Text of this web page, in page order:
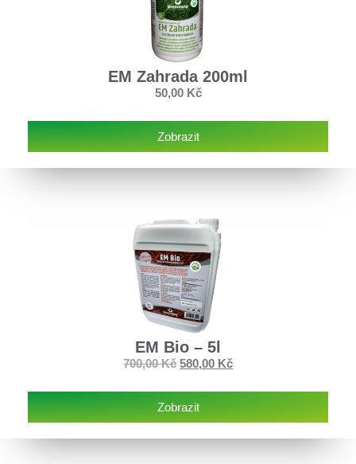
EM Zahrada 200ml
50,00 Kč
Zobrazit
EM Bio – 5l
700,00Kč 580,00 Kč
Zobrazit